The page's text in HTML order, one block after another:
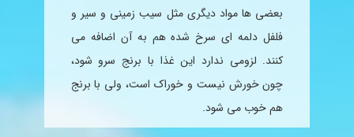
بعضی ها مواد دیگری مثل سیب زمینی و سیر و
فلفل دلمهای سرخ شده هم به آن اضافه می
کنند. لزومی ندارد این غذا با برنج سرو شود،
چون خورش نیست و خوراک است، ولی با برنج
هم خوب می شود.